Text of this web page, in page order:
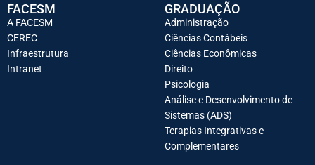
FACESM
A FACESM
CEREC
Infraestrutura
Intranet
GRADUAÇÃO
Administração
Ciências Contábeis
Ciências Econômicas
Direito
Psicologia
Análise e Desenvolvimento de
Sistemas (ADS)
Terapias Integrativas e
Complementares